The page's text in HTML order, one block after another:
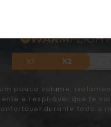
pouco volume,
e respirável que te
durante todo o